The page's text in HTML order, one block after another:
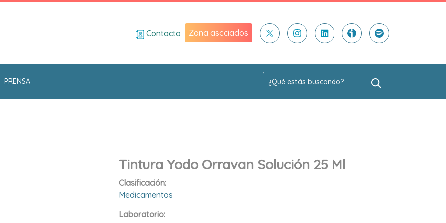
Contacto Zona asociados
PRENSA
Tintura Yodo Orravan Solución 25 Ml
Clasificación:
Medicamentos
Laboratorio: